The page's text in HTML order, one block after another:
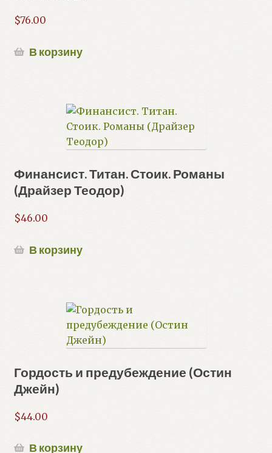
$76.00
В корзину
Финансист. Титан. Стоик. Романы
(Драйзер Теодор)
$46.00
В корзину
Гордость и предубеждение (Остин
Джейн)
$44.00
В корзину